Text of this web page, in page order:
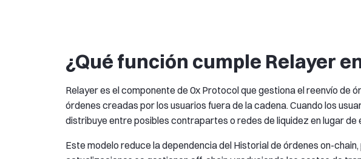
¿Qué función cumple Relayer
Relayer es el componente de 0x Protocol que gestiona el reenvío de
órdenes creadas por los usuarios fuera de la cadena. Cuando los
distribuye entre posibles contrapartes o redes de liquidez en lugar
Este modelo reduce la dependencia del Historial de órdenes on-